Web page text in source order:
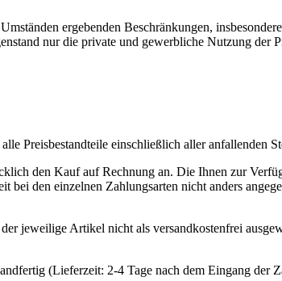
ergebenden Beschränkungen,
nur die private und gewerbliche Nutzung der
Preisbestandteile einschließlich aller anfallenden
den Kauf auf Rechnung an. Die Ihnen zur
den einzelnen Zahlungsarten nicht anders
jeweilige Artikel nicht als versandkostenfrei
(Lieferzeit: 2-4 Tage nach dem Eingang der